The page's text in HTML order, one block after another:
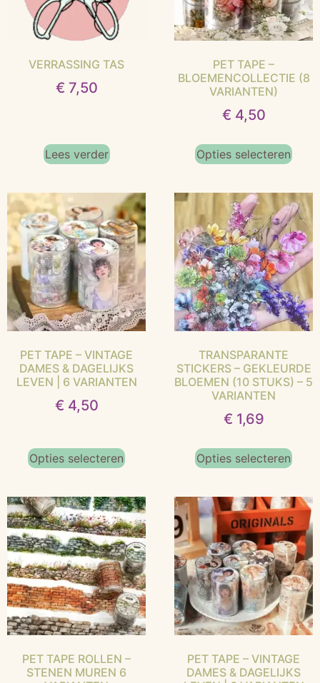
VERRASSING TAS
€ 7,50
Lees verder
PET TAPE –
BLOEMENCOLLECTIE (8
VARIANTEN)
€ 4,50
Opties selecteren
PET TAPE – VINTAGE
DAMES & DAGELIJKS
LEVEN | 6 VARIANTEN
€ 4,50
Opties selecteren
TRANSPARANTE
STICKERS – GEKLEURDE
BLOEMEN (10 STUKS) – 5
VARIANTEN
€ 1,69
Opties selecteren
PET TAPE ROLLEN –
STENEN MUREN 6
PET TAPE – VINTAGE
DAMES & DAGELIJKS